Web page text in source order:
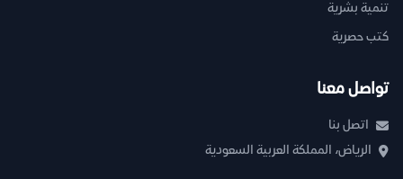
تنمية بشرية
كتب حصرية
تواصل معنا
اتصل بنا
الرياض، المملكة العربية السعودية